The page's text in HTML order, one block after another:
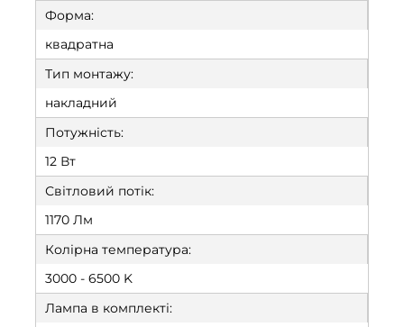
Форма:
квадратна
Тип монтажу:
накладний
Потужність:
12 Вт
Світловий потік:
1170 Лм
Колірна температура:
3000 - 6500 K
Лампа в комплекті: